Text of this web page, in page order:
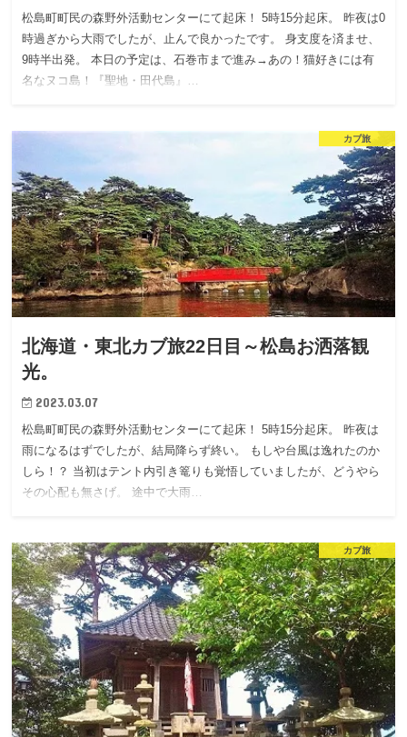
松島町町民の森野外活動センターにて起床！ 5時15分起床。 昨夜は0
時過ぎから大雨でしたが、止んで良かったです。 身支度を済ませ、
9時半出発。 本日の予定は、石巻市まで進み→あの！猫好きには有
名なヌコ島！『聖地・田代島』…
カブ旅
北海道・東北カブ旅22日目～松島お洒落観
光。
2023.03.07
松島町町民の森野外活動センターにて起床！ 5時15分起床。 昨夜は
雨になるはずでしたが、結局降らず終い。 もしや台風は逸れたのか
しら！？ 当初はテント内引き篭りも覚悟していましたが、どうやら
その心配も無さげ。 途中で大雨…
カブ旅